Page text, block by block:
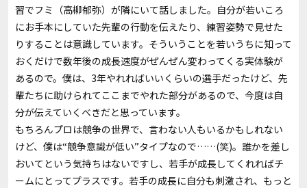
習でフミ（高柳郁弥）が隣にいて話しました。自分が若いころ
にお手本にしていた先輩の行動を伝えたり、練習姿勢で見せた
りすることは意識しています。そういうことを若いうちに知って
おくだけで数年後の成長速度がぜんぜん変わってくる実体験が
あるので。僕は、 3年やれればいいくらいの選手だったけど、先
輩たちに助けられてここまでやれた部分があるので、今度は自
分が伝えていくべきだと思っています。
もちろんプロは競争の世界で、言わない人もいるかもしれない
けど、僕は“競争意識が低い”タイプなので……(笑)。誰かを差し
おいてという気持ちはないですし、若手が成長してくれればチ
ームにとってプラスです。若手の成長に自分も刺激され、もっと